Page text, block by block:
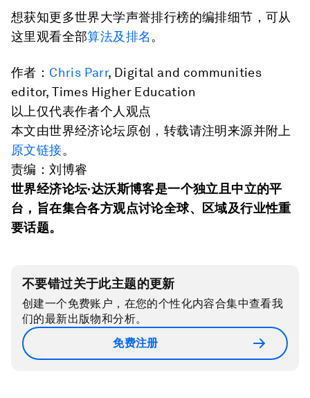
想获知更多世界大学声誉排行榜的编排细节，可从
这里观看全部算法及排名 。
作者： Chris Parr, Digital and communities
editor, Times Higher Education
以上仅代表作者个人观点
本文由世界经济论坛原创，转载请注明来源并附上
原文链接。
责编：刘博睿
世界经济论坛·达沃斯博客是一个独立且中立的平
台，旨在集合各方观点讨论全球、区域及行业性重
要话题。
不要错过关于此主题的更新
创建一个免费账户，在您的个性化内容合集中查看我
们的最新出版物和分析。
免费注册